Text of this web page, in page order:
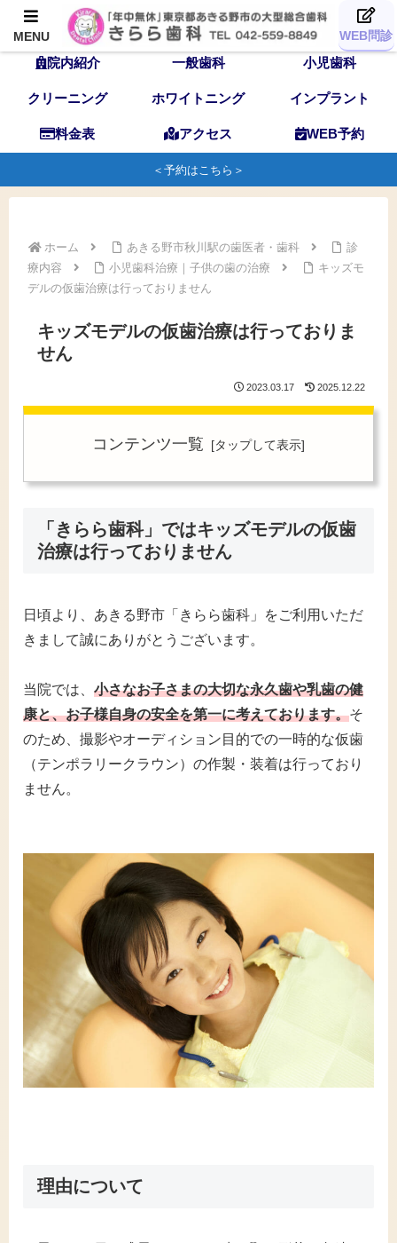
TOP 歯科医師 スタッフ
院内紹介 一般歯科 小児歯科
クリーニング ホワイトニング インプラント
料金表 アクセス WEB予約
＜予約はこちら＞
ホーム あきる野市秋川駅の歯医者・歯科
診
療内容
小児歯科治療｜子供の歯の治療
キッズモ
デルの仮歯治療は行っておりません
キッズモデルの仮歯治療は行っておりま
せん
2023.03.17 2025.12.22
コンテンツ一覧
「きらら歯科」ではキッズモデルの仮歯
治療は行っておりません
日頃より、あきる野市「きらら歯科」をご利用いただ
きまして誠にありがとうございます。
当院では、 小さなお子さまの大切な永久歯や乳歯の健
康と、お子様自身の安全を第一に考えております。そ
のため、撮影やオーディション目的での一時的な仮歯
（テンポラリークラウン）の作製・装着は行っており
ません。
理由について
MENU WEB問診